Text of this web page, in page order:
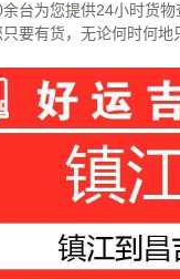
台为您提供24小时货物
只要有货，无论何时何地